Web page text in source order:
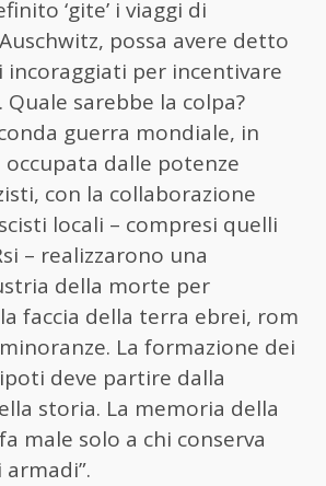
‘gite’ i viaggi di
possa avere detto
incoraggiati per incentivare
Quale sarebbe la colpa?
guerra mondiale, in
occupata dalle potenze
con la collaborazione
locali – compresi quelli
– realizzarono una
della morte per
faccia della terra ebrei, rom
La formazione dei
deve partire dalla
storia. La memoria della
male solo a chi conserva